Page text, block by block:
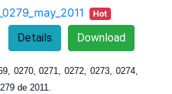
Hot
Download
Details
0270, 0271, 0272, 0273, 0274,
de 2011.